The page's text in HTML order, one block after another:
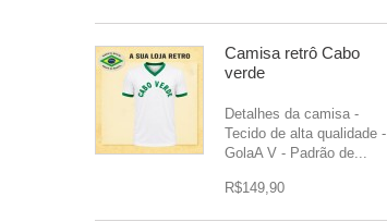
Camisa retrô Cabo
verde
Detalhes da camisa -
Tecido de alta qualidade -
GolaA V - Padrão de...
R$149,90